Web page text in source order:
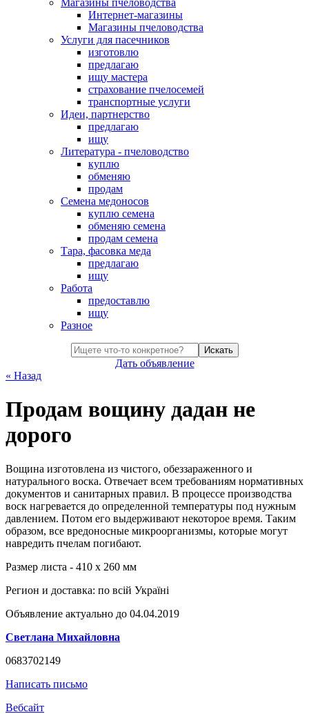
Магазины пчеловодства
Интернет-магазины
Магазины пчеловодства
Услуги для пасечников
изготовлю
предлагаю
ищу мастера
страхование пчелосемей
транспортные услуги
Идеи, партнерство
предлагаю
ищу
Литература - пчеловодство
куплю
обменяю
продам
Семена медоносов
куплю семена
обменяю семена
продам семена
Тара, фасовка меда
предлагаю
ищу
Работа
предоставлю
ищу
Разное
Искать
Дать объявление
« Назад
Продам вощину дадан не
дорого
Вощина изготовлена из чистого, обеззараженного и
натурального воска. Отвечает всем требованиям нормативных
документов и санитарных правил. В процессе производства
воск нагревается до определенной температуры под нужным
давлением. Потом его выдерживают некоторое время. Таким
образом, все вредоносные микроорганизмы, которые могут
навредить пчелам погибают.
Размер листа - 410 х 260 мм
Регион и доставка: по всій Україні
Объявление актуально до 04.04.2019
Светлана Михайловна
0683702149
Написать письмо
Вебсайт